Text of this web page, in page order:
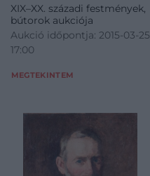
XIX–XX. századi festmények,
bútorok aukciója
Aukció időpontja: 2015-03-25
17:00
MEGTEKINTEM